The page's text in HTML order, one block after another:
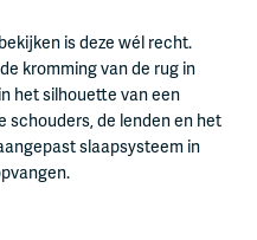
is deze wél recht.
kromming van de rug in
het silhouette van een
schouders, de lenden en het
slaapsysteem in